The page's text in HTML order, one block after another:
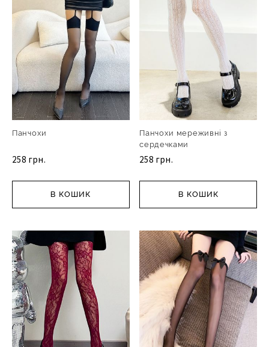
Панчохи
258 грн.
В КОШИК
Панчохи мереживні з
сердечками
258 грн.
В КОШИК